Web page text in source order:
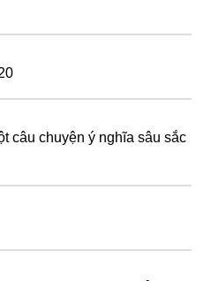
câu chuyện ý nghĩa sâu sắc